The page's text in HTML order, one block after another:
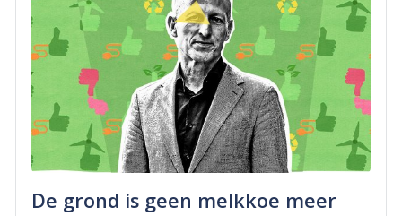
De grond is geen melkkoe meer